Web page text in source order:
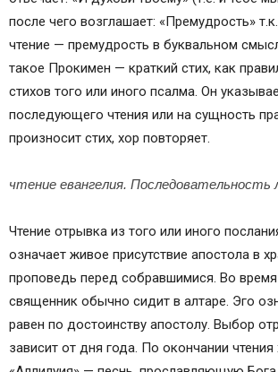
после чего возглашает: «Премудрость»
чтение — премудрость в буквальном
такое Прокимен — краткий стих, как
стихов того или иного псалма. Он
последующего чтения или на сущность
произносит стих, хор повторяет.
чтение евангелия. Последовательность
Чтение отрывка из того или иного
означает живое присутствие апостола в
проповедь перед собравшимися. Во время
священник обычно сидит в алтаре. Эго
равен по достоинству апостолу. Выбор
зависит от дня года. По окончании